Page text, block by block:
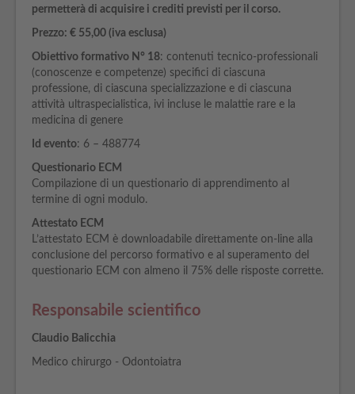
permetterà di acquisire i crediti previsti per il corso.
Prezzo: € 55,00 (iva esclusa)
Obiettivo formativo N° 18: contenuti tecnico-professionali
(conoscenze e competenze) specifici di ciascuna
professione, di ciascuna specializzazione e di ciascuna
attività ultraspecialistica, ivi incluse le malattie rare e la
medicina di genere
Id evento: 6 – 488774
Questionario ECM
Compilazione di un questionario di apprendimento al
termine di ogni modulo.
Attestato ECM
L’attestato ECM è downloadabile direttamente on-line alla
conclusione del percorso formativo e al superamento del
questionario ECM con almeno il 75% delle risposte corrette.
Responsabile scientifico
Claudio Balicchia
Medico chirurgo - Odontoiatra